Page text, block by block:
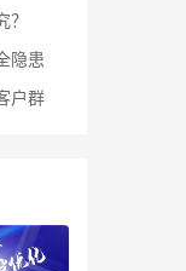
隐患
户群